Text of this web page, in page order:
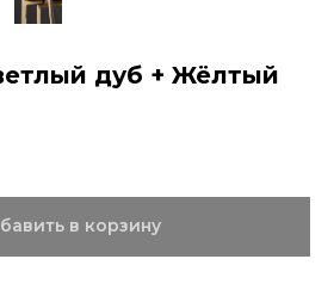
дуб + Жёлтый
в корзину